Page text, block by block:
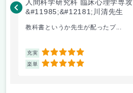
人間科学研究科 臨床心理学専攻
&#11985;&#12181;川清先生
教科書というか先生が配ったプ...
充実 5
楽単 5